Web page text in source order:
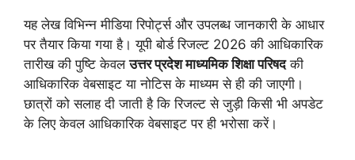
यह लेख विभिन्न मीडिया रिपोर्ट्स और उपलब्ध जानकारी के आधार
पर तैयार किया गया है। यूपी बोर्ड रिजल्ट 2026 की आधिकारिक
तारीख की पुष्टि केवलउत्तर प्रदेश माध्यमिक शिक्षा परिषदकी
आधिकारिक वेबसाइट या नोटिस के माध्यम से ही की जाएगी।
छात्रों को सलाह दी जाती है कि रिजल्ट से जुड़ी किसी भी अपडेट
के लिए केवल आधिकारिक वेबसाइट पर ही भरोसा करें।